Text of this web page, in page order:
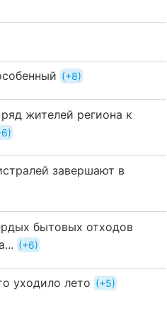
+8
жителей региона к
завершают в
бытовых отходов
+6
уходило лето +5